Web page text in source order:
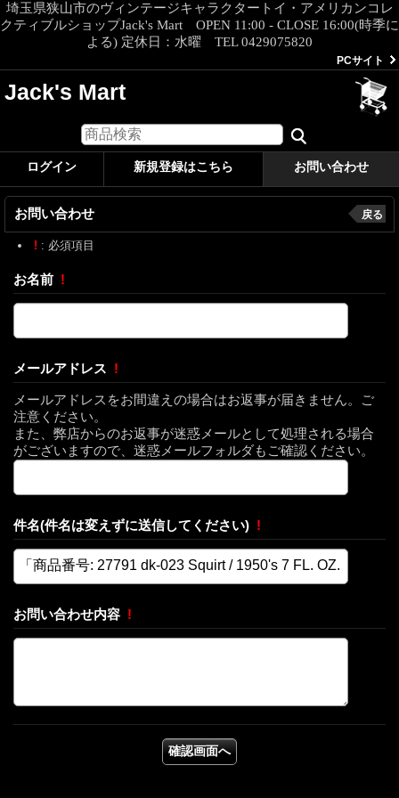
埼玉県狭山市のヴィンテージキャラクタートイ・アメリカンコレ
クティブルショップJack's Mart OPEN 11:00 - CLOSE 16:00(時季に
よる) 定休日：水曜 TEL 0429075820
PCサイト
Jack's Mart
ログイン 新規登録はこちら お問い合わせ
お問い合わせ 戻る
! : 必須項目
お名前 !
メールアドレス !
メールアドレスをお間違えの場合はお返事が届きません。ご
注意ください。
また、弊店からのお返事が迷惑メールとして処理される場合
がございますので、迷惑メールフォルダもご確認ください。
件名(件名は変えずに送信してください) !
お問い合わせ内容 !